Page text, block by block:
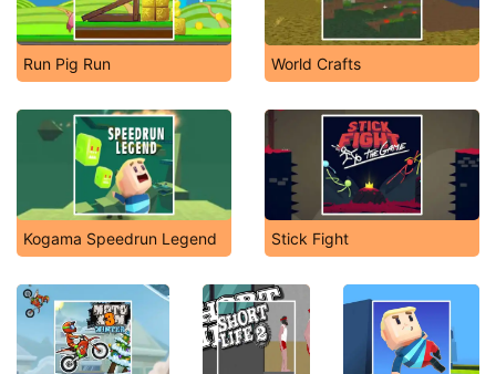
Run Pig Run World Crafts
Kogama Speedrun Legend Stick Fight